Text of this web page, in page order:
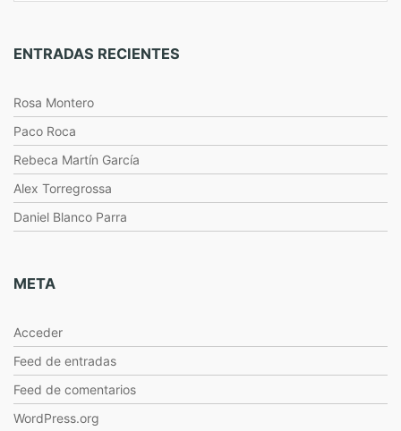
ENTRADAS RECIENTES
Rosa Montero
Paco Roca
Rebeca Martín García
Alex Torregrossa
Daniel Blanco Parra
META
Acceder
Feed de entradas
Feed de comentarios
WordPress.org